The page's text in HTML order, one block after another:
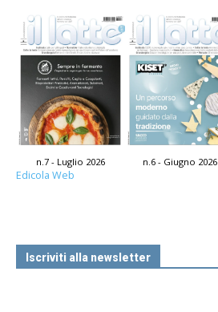
n.7 - Luglio 2026 n.6 - Giugno 2026
Edicola Web
Iscriviti alla newsletter